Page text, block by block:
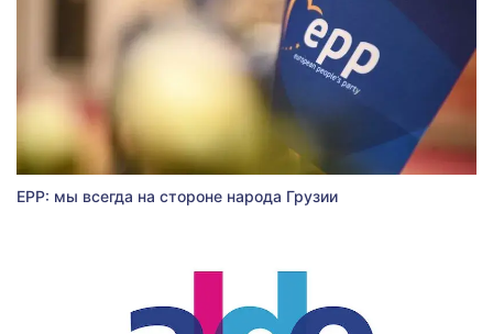
EPP: мы всегда на стороне народа Грузии